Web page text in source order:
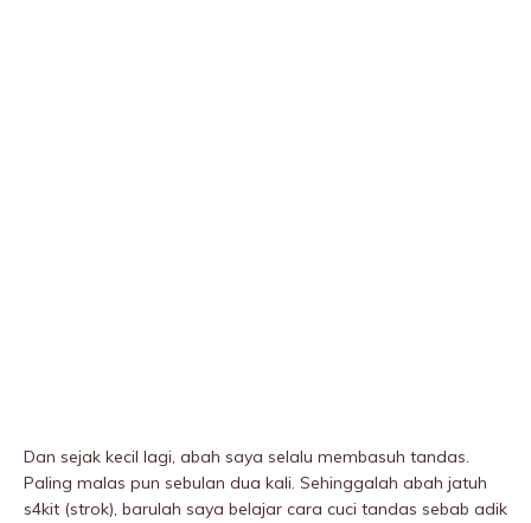
Dan sejak kecil lagi, abah saya selalu membasuh tandas.
Paling malas pun sebulan dua kali. Sehinggalah abah jatuh
s4kit (strok), barulah saya belajar cara cuci tandas sebab adik